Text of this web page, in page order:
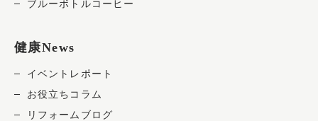
ブルーボトルコーヒー
健康News
イベントレポート
お役立ちコラム
リフォームブログ